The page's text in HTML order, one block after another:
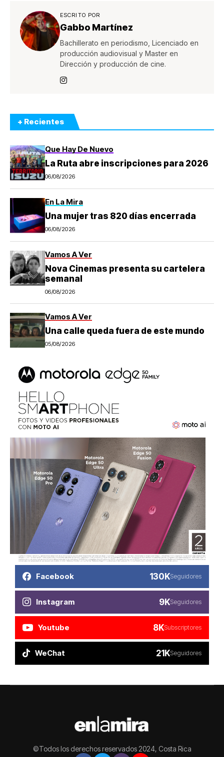
ESCRITO POR
Gabbo Martínez
Bachillerato en periodismo, Licenciado en
producción audiovisual y Master en
Dirección y producción de cine.
+ Recientes
Que Hay De Nuevo
La Ruta abre inscripciones para 2026
06/08/2026
En La Mira
Una mujer tras 820 días encerrada
06/08/2026
Vamos A Ver
Nova Cinemas presenta su cartelera
semanal
06/08/2026
Vamos A Ver
Una calle queda fuera de este mundo
05/08/2026
Facebook 130KSeguidores
Instagram 9KSeguidores
Youtube 8KSubscriptores
WeChat 21KSeguidores
©Todos los derechos reservados 2024, Costa Rica